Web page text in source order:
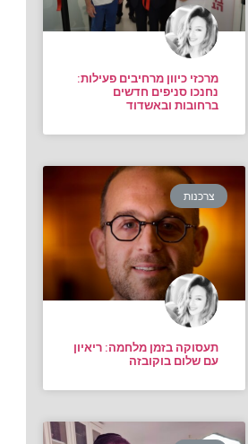
מרכזי כיוון מרחיבים פעילות:
נחנכו סניפים חדשים
ברחובות ובאשדוד
צרכנות
תעסוקה בזמן מלחמה: ריאיון
עם שלום בוקובזה